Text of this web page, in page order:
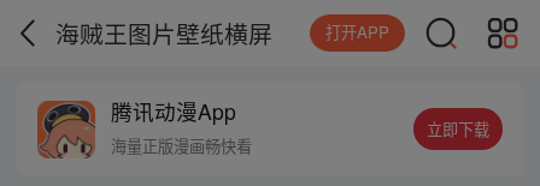
海贼王图片壁纸横屏 打开APP
腾讯动漫App
海量正版漫画畅快看
立即下载